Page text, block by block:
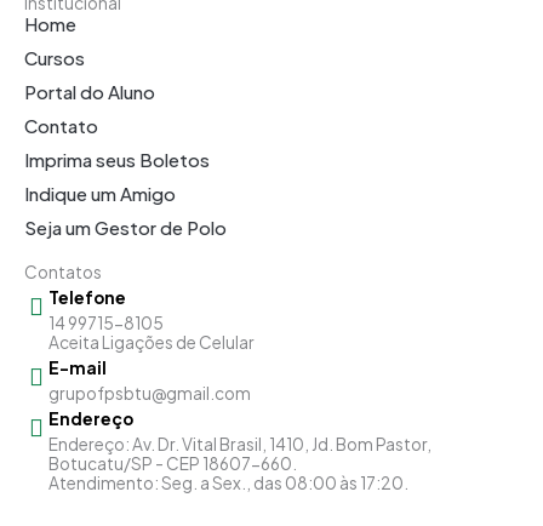
Home
Cursos
Portal do Aluno
Contato
Imprima seus Boletos
Indique um Amigo
Seja um Gestor de Polo
Contatos
Telefone
14 99715-8105
Aceita Ligações de Celular
E-mail
grupofpsbtu@gmail.com
Endereço
Endereço: Av. Dr. Vital Brasil, 1410, Jd. Bom Pastor,
Botucatu/SP - CEP 18607-660.
Atendimento: Seg. a Sex., das 08:00 às 17:20.